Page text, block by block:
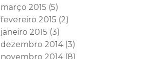
março 2015 (5)
fevereiro 2015 (2)
janeiro 2015 (3)
dezembro 2014(3)
novembro 2014(8)